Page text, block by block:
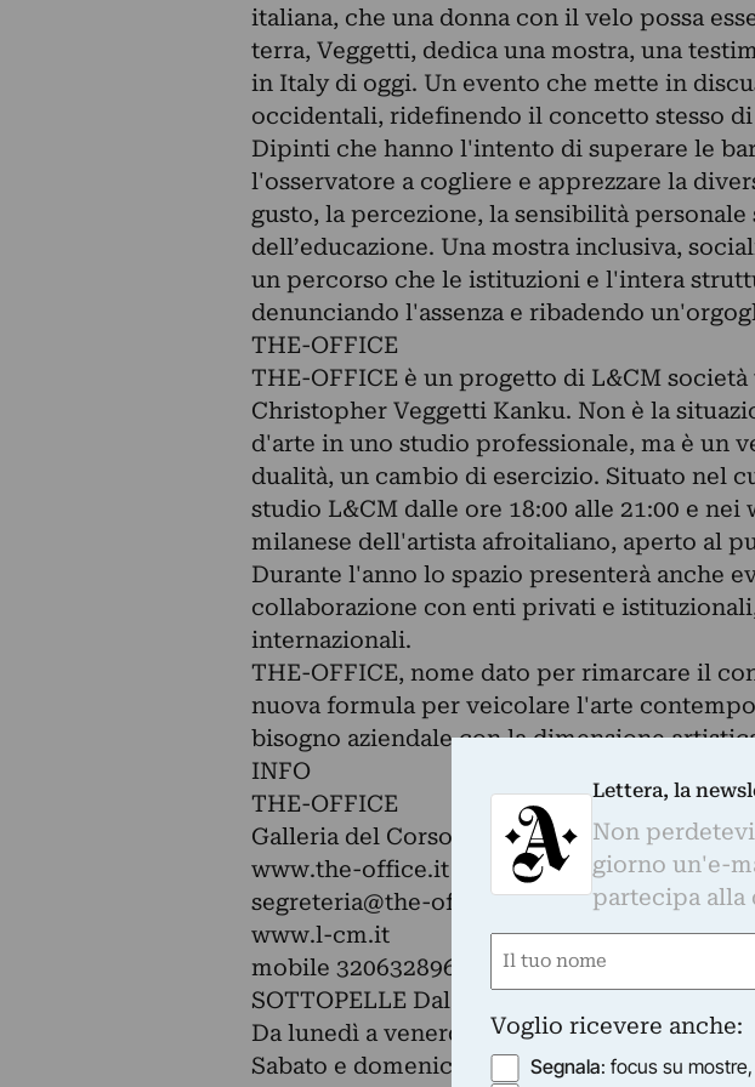
italiana, che una donna con il velo possa
terra, Veggetti, dedica una mostra, una
in Italy di oggi. Un evento che mette in
occidentali, ridefinendo il concetto stesso
Dipinti che hanno l'intento di superare le
l'osservatore a cogliere e apprezzare la
gusto, la percezione, la sensibilità
dell’educazione. Una mostra inclusiva,
un percorso che le istituzioni e l'intera
denunciando l'assenza e ribadendo
THE-OFFICE
THE-OFFICE è un progetto di L&CM
Christopher Veggetti Kanku. Non è la
d'arte in uno studio professionale, ma è un
dualità, un cambio di esercizio. Situato nel
studio L&CM dalle ore 18:00 alle 21:00 e
milanese dell'artista afroitaliano, aperto al
Durante l'anno lo spazio presenterà anche
collaborazione con enti privati e
internazionali.
THE-OFFICE, nome dato per rimarcare il
nuova formula per veicolare l'arte
bisogno aziendale con la dimensione
INFO
THE-OFFICE
Galleria del Corso 4, Milano.
www.the-office.it
segreteria@the-office.it
www.l-cm.it
mobile 3206328965
SOTTOPELLE Dal 10 al 19 Ottobre
Da lunedì a venerdì ore 18.00-21.00.
Sabato e domenica dalle 11.00 alle 21
Lettera, la
Non
giorno un'e-
partecipa alla
Nome
Voglio ricevere anche:
Segnala: focus su